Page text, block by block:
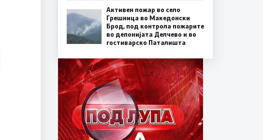
Активен пожар во село
Грешница во Македонски
Брод, под контрола пожарите
во депонијата Делчево и во
гостиварско Паталишта